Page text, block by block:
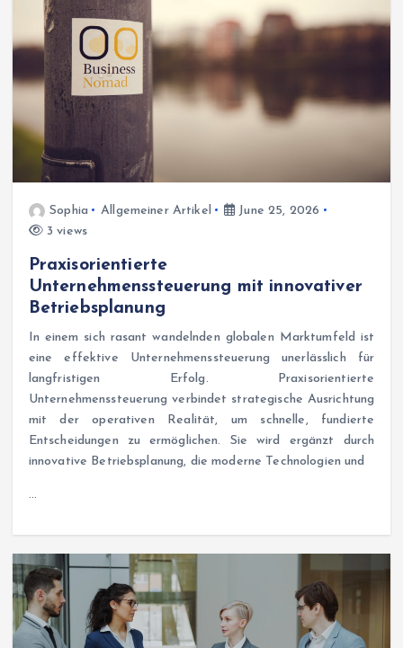
Sophia Allgemeiner Artikel
June 25, 2026
3 views
Praxisorientierte
Unternehmenssteuerung mit innovativer
Betriebsplanung
In einem sich rasant wandelnden globalen Marktumfeld ist
eine effektive Unternehmenssteuerung unerlässlich für
langfristigen Erfolg. Praxisorientierte
Unternehmenssteuerung verbindet strategische Ausrichtung
mit der operativen Realität, um schnelle, fundierte
Entscheidungen zu ermöglichen. Sie wird ergänzt durch
innovative Betriebsplanung, die moderne Technologien und
…